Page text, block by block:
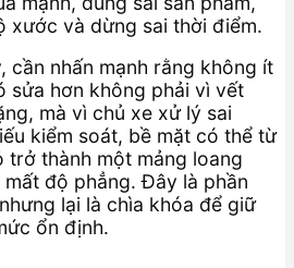
xước và dừng sai thời điểm.
cần nhấn mạnh rằng không ít
sửa hơn không phải vì vết
mà vì chủ xe xử lý sai
kiểm soát, bề mặt có thể từ
thành một mảng loang
độ phẳng. Đây là phần
lại là chìa khóa để giữ
ổn định.